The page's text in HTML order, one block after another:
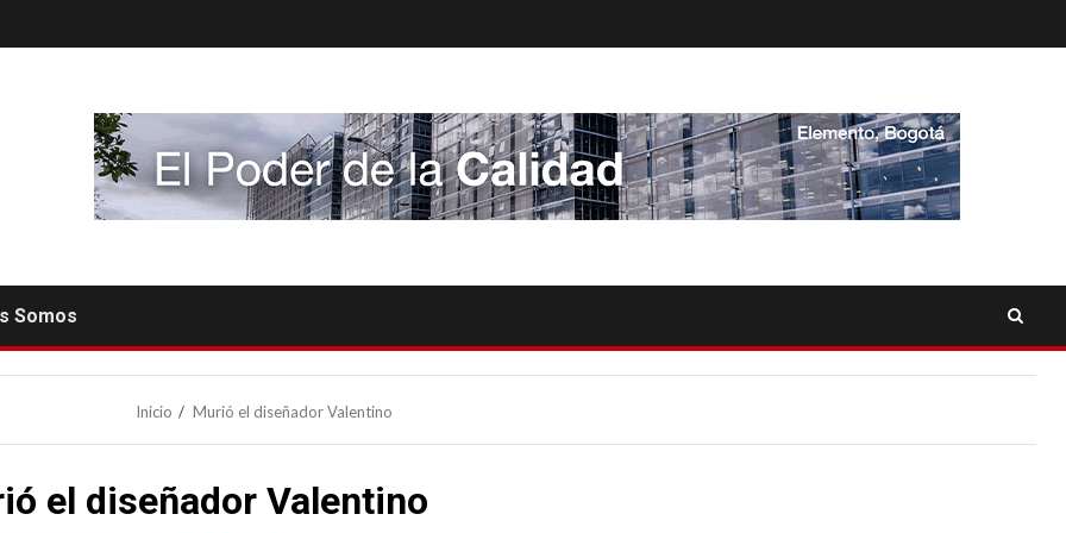
Somos
Inicio Murió el diseñador Valentino
el diseñador Valentino